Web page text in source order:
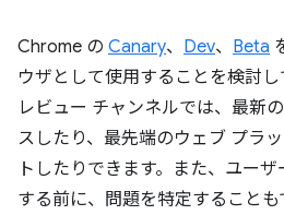
Chrome の Canary、 Dev、 Beta
ウザとして使用することを検討
レビュー チャンネルでは、最新
スしたり、最先端のウェブ プラ
トしたりできます。また、ユー
する前に、問題を特定することも